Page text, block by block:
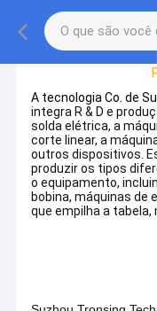
A tecnologia Co. de
integra R & D e
solda elétrica, a
corte linear, a
outros dispositivos.
produzir os tipos
o equipamento,
bobina, máquinas de
que empilha a tabela,